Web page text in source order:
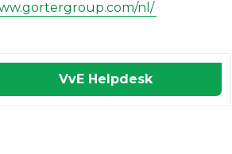
nl/
VvE Helpdesk